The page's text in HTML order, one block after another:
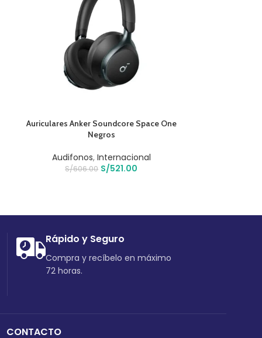
AÑADIR AL CARRITO
Auriculares Anker Soundcore Space One
Negros
Audifonos, Internacional
S/606.00 S/521.00
Rápido y Seguro
Compra y recíbelo en máximo
72 horas.
CONTACTO